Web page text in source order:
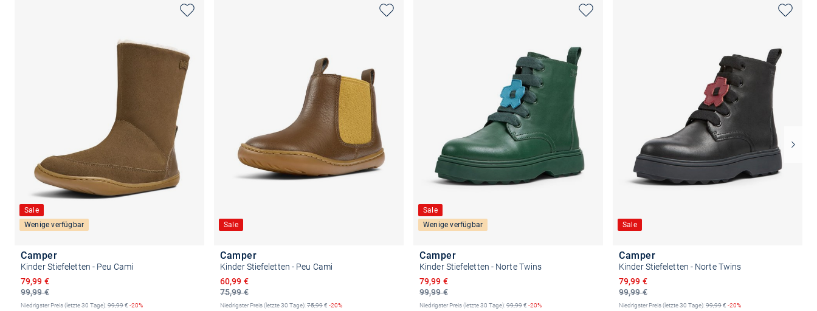
Sale
Wenige verfügbar
Camper
Kinder Stiefeletten - Peu Cami
99,99 €
Ermäßigter Preis
79,99 €
Niedrigster Preis (letzte 30 Tage):99,99€ -20%
Sale
Camper
Kinder Stiefeletten - Peu Cami
75,99 €
Ermäßigter Preis
60,99 €
Niedrigster Preis (letzte 30 Tage):75,99€ -20%
Sale
Wenige verfügbar
Camper
Kinder Stiefeletten - Norte Twins
99,99 €
Ermäßigter Preis
79,99 €
Niedrigster Preis (letzte 30 Tage):99,99€ -20%
Sale
Camper
Kinder Stiefeletten - Norte Twins
99,99 €
Ermäßigter Preis
79,99 €
Niedrigster Preis (letzte 30 Tage):99,99€ -20%